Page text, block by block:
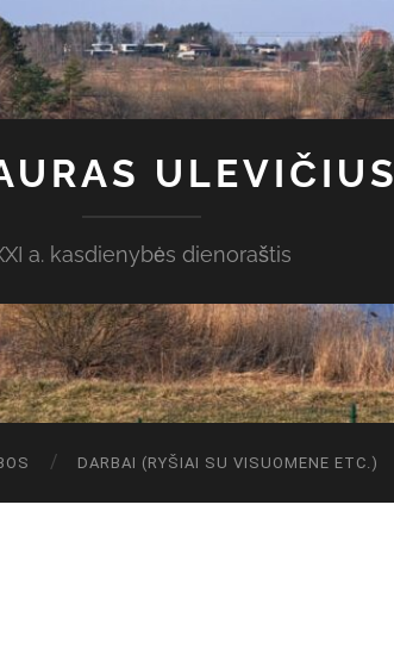
ULEVIČIUS
a. kasdienybės dienoraštis
DARBAI (RYŠIAI SU VISUOMENE ETC.)